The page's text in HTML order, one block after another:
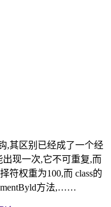
,其区别已经成了一个经
现一次,它不可重复,而
符权重为100,而 class的
方法,……